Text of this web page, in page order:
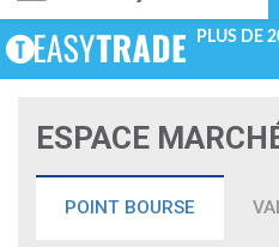
PLUS DE
ESPACE
POINT BOURSE